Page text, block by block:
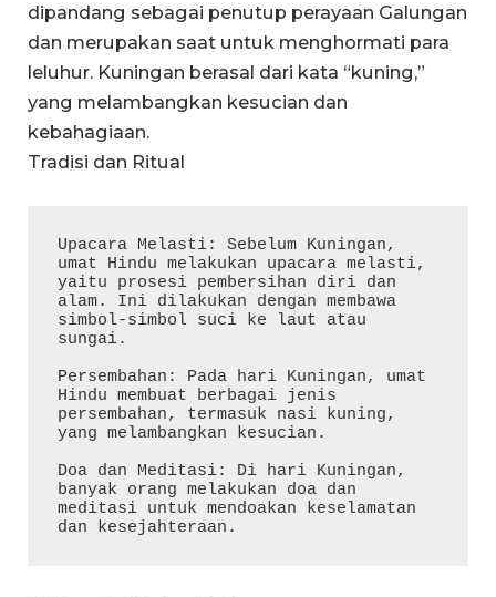
dipandang sebagai penutup perayaan Galungan
dan merupakan saat untuk menghormati para
leluhur. Kuningan berasal dari kata “kuning,”
yang melambangkan kesucian dan
kebahagiaan.
Tradisi dan Ritual
Upacara Melasti: Sebelum Kuningan,
umat Hindu melakukan upacara melasti,
yaitu prosesi pembersihan diri dan
alam. Ini dilakukan dengan membawa
simbol-simbol suci ke laut atau
sungai.
Persembahan: Pada hari Kuningan, umat
Hindu membuat berbagai jenis
persembahan, termasuk nasi kuning,
yang melambangkan kesucian.
Doa dan Meditasi: Di hari Kuningan,
banyak orang melakukan doa dan
meditasi untuk mendoakan keselamatan
dan kesejahteraan.